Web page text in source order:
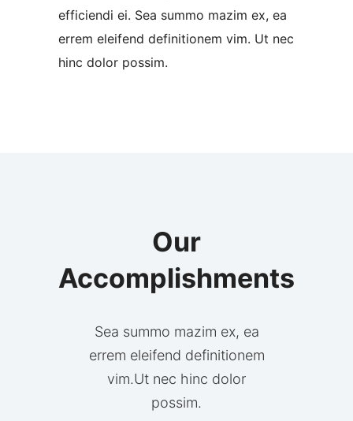
efficiendi ei. Sea summo mazim ex, ea
errem eleifend definitionem vim. Ut nec
hinc dolor possim.
Our
Accomplishments
Sea summo mazim ex, ea
errem eleifend definitionem
vim.Ut nec hinc dolor
possim.